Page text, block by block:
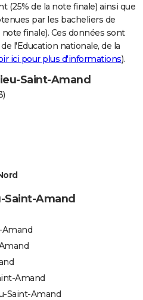
(25% de la note finale) ainsi que
par les bacheliers de
finale). Ces données sont
l'Education nationale, de la
ici pour plus d'informations).
Saint-Amand
Saint-Amand
Amand
Amand
Saint-Amand